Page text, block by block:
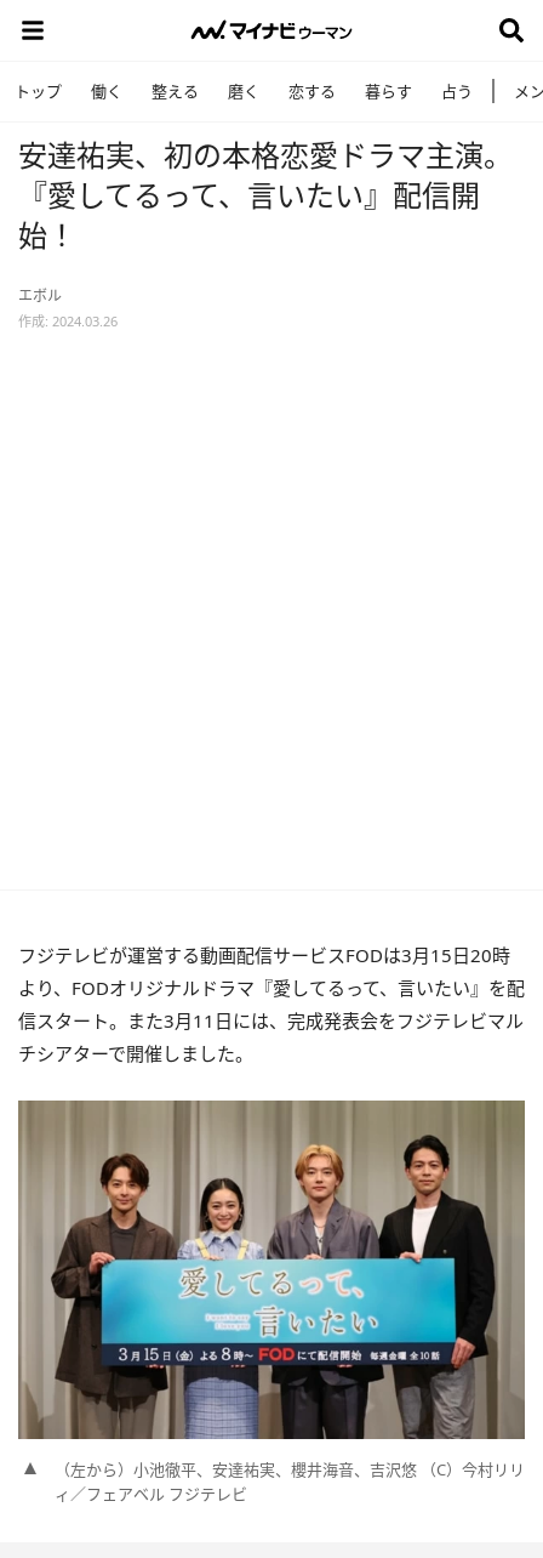
トップ 働く 整える 磨く 恋する 暮らす 占う メ
安達祐実、初の本格恋愛ドラマ主演。
『愛してるって、言いたい』配信開
始！
エボル
作成: 2024.03.26
フジテレビが運営する動画配信サービスFODは3月15日20時
より、FODオリジナルドラマ『愛してるって、言いたい』を配
信スタート。また3月11日には、完成発表会をフジテレビマル
チシアターで開催しました。
（左から）小池徹平、安達祐実、櫻井海音、吉沢悠 （C）今村リリ
ィ／フェアベル フジテレビ